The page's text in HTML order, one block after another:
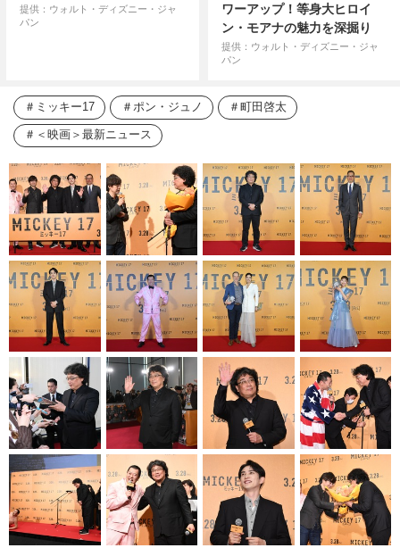
提供：ウォルト・ディズニー・ジャ
パン
ワーアップ！等身大ヒロイ
ン・モアナの魅力を深掘り
提供：ウォルト・ディズニー・ジャ
パン
ミッキー17 ポン・ジュノ 町田啓太
＜映画＞最新ニュース